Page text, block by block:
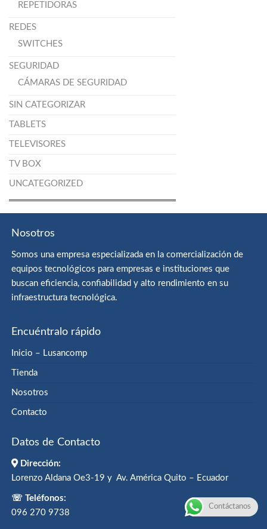
REPETIDORAS
REDES
SWITCHES
SEGURIDAD
CÁMARAS DE SEGURIDAD
SIN CATEGORIZAR
TABLETS
TELEVISORES
TV BOX
UNCATEGORIZED
Nosotros
Somos una empresa especializada en la comercialización de
equipos tecnológicos para empresas e instituciones que
buscan eficiencia, confiabilidad y alto rendimiento en su
infraestructura tecnológica.
Encuéntralo rápido
Inicio – Lusancomp
Tienda
Nosotros
Contacto
Datos de Contacto
Dirección:
Lorenzo Aldana Oe3-19 y Av. América Quito – Ecuador
☏ Teléfonos:
096 270 9738
Contáctanos